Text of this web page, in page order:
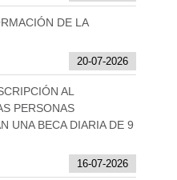
DE LA
20-07-2026
AL
PERSONAS
UNA BECA DIARIA DE 9
16-07-2026